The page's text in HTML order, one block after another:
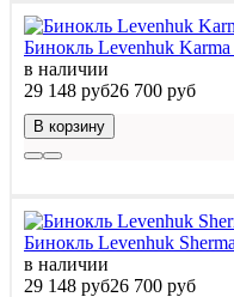
Бинокль Levenhuk
в наличии
29 148 руб26 700 руб
В корзину
Бинокль Levenhuk
в наличии
29 148 руб26 700 руб